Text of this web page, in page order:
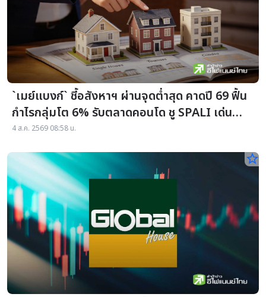
`เมย์แบงก์` ชี้อสังหาฯ ผ่านจุดต่ำสุด คาดปี 69 ฟื้น
กำไรกลุ่มโต 6% รับตลาดคอนโด ชู SPALI เด่น
ปันผลสูง
4 ส.ค. 2569 08:58 น.
star_border